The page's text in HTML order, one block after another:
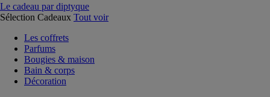
Le cadeau par diptyque
Sélection Cadeaux Tout voir
Les coffrets
Parfums
Bougies & maison
Bain & corps
Décoration